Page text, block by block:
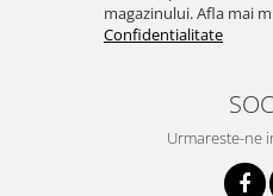
Panouri solare
Accesorii Panouri solare
Pompe de circulaţie pentru
instalaţiile termice solare
magazinului. Afla mai
Confidentialitate
Urmareste-ne